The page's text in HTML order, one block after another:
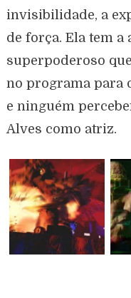
invisibilidade, a
de força. Ela tem a
superpoderoso
no programa para
e ninguém
Alves como atriz.